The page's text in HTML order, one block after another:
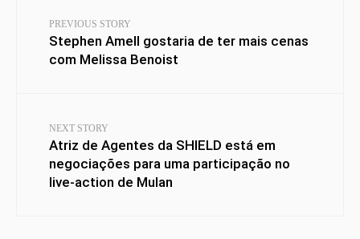
PREVIOUS STORY
Stephen Amell gostaria de ter mais cenas
com Melissa Benoist
NEXT STORY
Atriz de Agentes da SHIELD está em
negociações para uma participação no
live-action de Mulan